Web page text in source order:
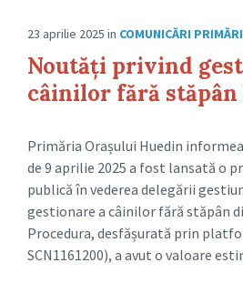
23 aprilie 2025 in COMUNICĂRI
Noutăți privind
câinilor fără
Primăria Orașului Huedin
de 9 aprilie 2025 a fost lansată o
publică în vederea delegării
gestionare a câinilor fără stăpân
Procedura, desfășurată prin
SCN1161200), a avut o valoare